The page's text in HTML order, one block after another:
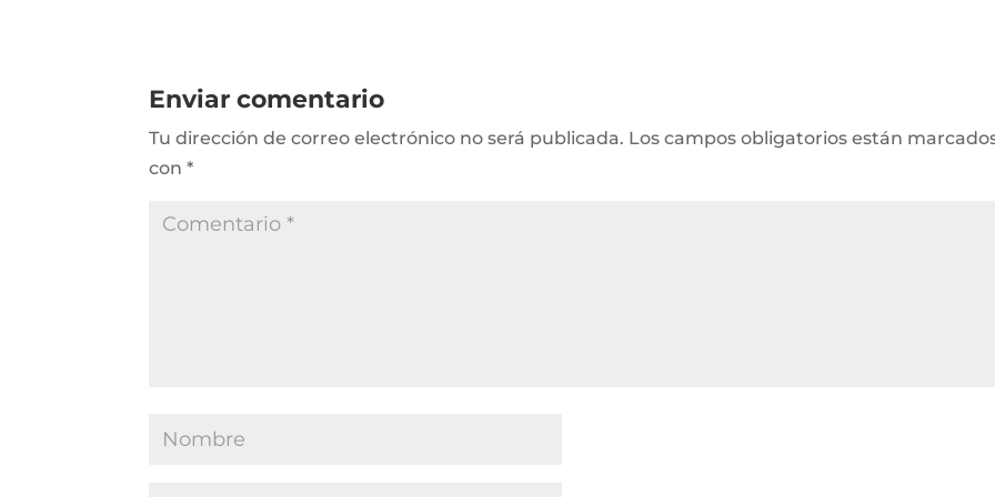
Enviar comentario
Tu dirección de correo electrónico no será publicada. Los campos obligatorios están
con*